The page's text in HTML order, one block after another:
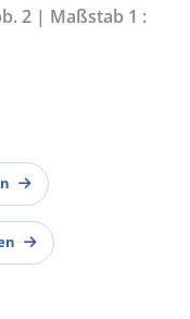
2 | Maßstab 1 :